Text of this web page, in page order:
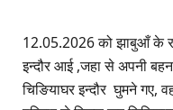
12.05.2026 को झाबुआँ के
इन्दौर आई ,जहा से अपनी
चिङियाघर इन्दौर घुमने गए,